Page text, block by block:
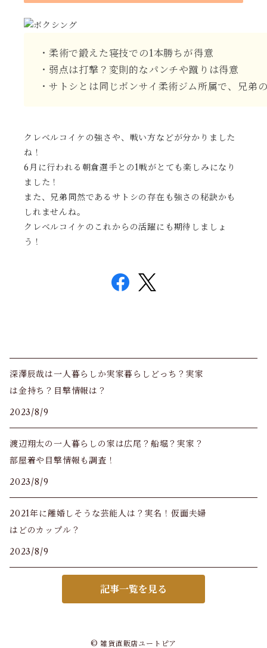
・柔術で鍛えた寝技での1本勝ちが得意
・弱点は打撃？変則的なパンチや蹴りは得意
・サトシとは同じボンサイ柔術ジム所属で、兄弟
クレベルコイケの強さや、戦い方などが分かりました
ね！
6月に行われる朝倉選手との1戦がとても楽しみになり
ました！
また、兄弟同然であるサトシの存在も強さの秘訣かも
しれませんね。
クレベルコイケのこれからの活躍にも期待しましょ
う！
深澤辰哉は一人暮らしか実家暮らしどっち？実家
は金持ち？目撃情報は？
2023/8/9
渡辺翔太の一人暮らしの家は広尾？船堀？実家？
部屋着や目撃情報も調査！
2023/8/9
2021年に離婚しそうな芸能人は？実名！仮面夫婦
はどのカップル？
2023/8/9
記事一覧を見る
© 雑貨直販店ユートピア